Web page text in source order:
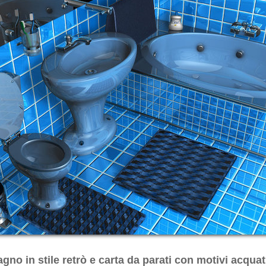
in stile retrò e carta da parati con motivi